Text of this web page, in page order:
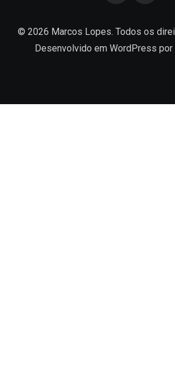
© 2026 Marcos Lopes. Todos os
Desenvolvido em WordPress por